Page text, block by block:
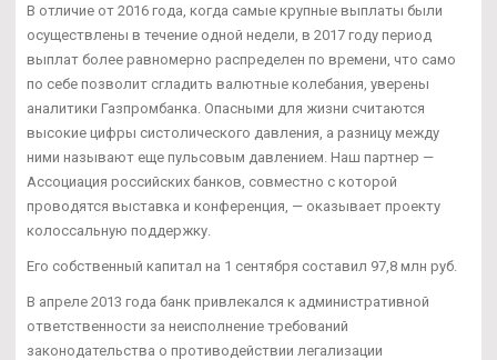
В отличие от 2016 года, когда самые крупные выплаты были
осуществлены в течение одной недели, в 2017 году период
выплат более равномерно распределен по времени, что само
по себе позволит сгладить валютные колебания, уверены
аналитики Газпромбанка. Опасными для жизни считаются
высокие цифры систолического давления, а разницу между
ними называют еще пульсовым давлением. Наш партнер —
Ассоциация российских банков, совместно с которой
проводятся выставка и конференция, — оказывает проекту
колоссальную поддержку.
Его собственный капитал на 1 сентября составил 97,8 млн руб.
В апреле 2013 года банк привлекался к административной
ответственности за неисполнение требований
законодательства о противодействии легализации